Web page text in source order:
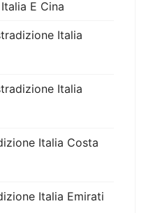
E Cina
Italia
Italia
Italia Costa
Italia Emirati